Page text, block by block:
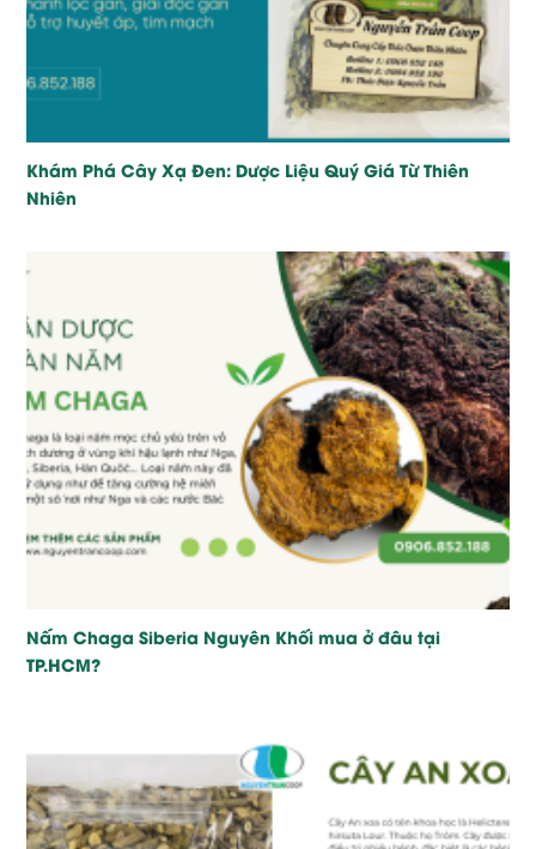
Khám Phá Cây Xạ Đen: Dược Liệu Quý Giá Từ Thiên
Nhiên
Nấm Chaga Siberia Nguyên Khối mua ở đâu tại
TP.HCM?